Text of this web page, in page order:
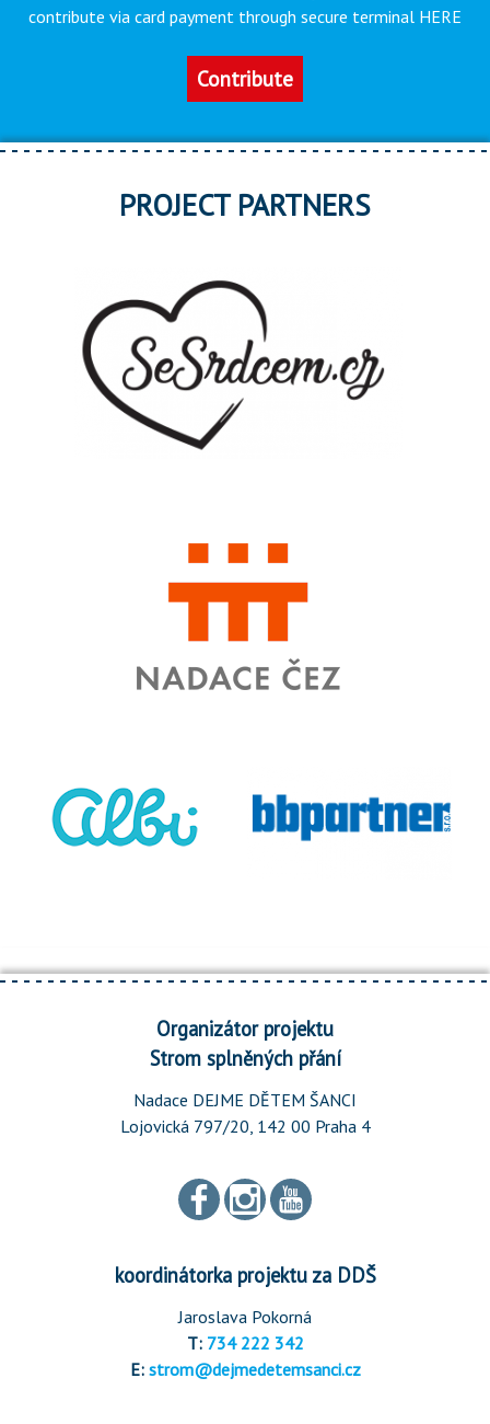
contribute via card payment through secure terminal HERE
Contribute
PROJECT PARTNERS
Organizátor projektu
Strom splněných přání
Nadace DEJME DĚTEM ŠANCI
Lojovická 797/20, 142 00 Praha 4
koordinátorka projektu za DDŠ
Jaroslava Pokorná
T: 734 222 342
E: strom@dejmedetemsanci.cz